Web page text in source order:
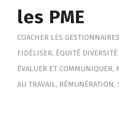
les PME
COACHER LES GESTIONNAIRES
FIDÉLISER, ÉQUITÉ
ÉVALUER ET COMMUNIQUER,
AU TRAVAIL, RÉMUNÉRATION,